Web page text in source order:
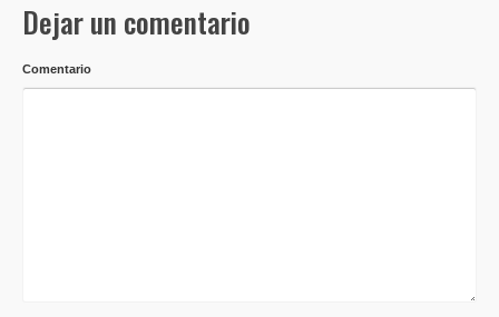
Dejar un comentario
Comentario